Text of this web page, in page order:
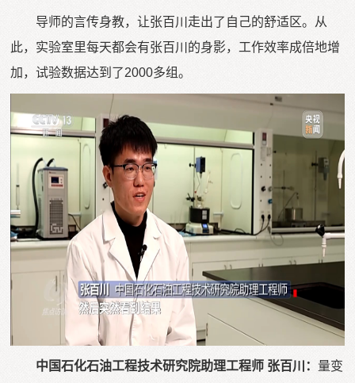
导师的言传身教，让张百川走出了自己的舒适区。从
此，实验室里每天都会有张百川的身影，工作效率成倍地增
加，试验数据达到了2000多组。
中国石化石油工程技术研究院助理工程师 张百川： 量变